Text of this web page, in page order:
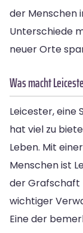
der Menschen
Unterschiede
neuer Orte
Was macht
Leicester, eine
hat viel zu
Leben. Mit
Menschen ist
der Grafschaft
wichtiger
Eine der